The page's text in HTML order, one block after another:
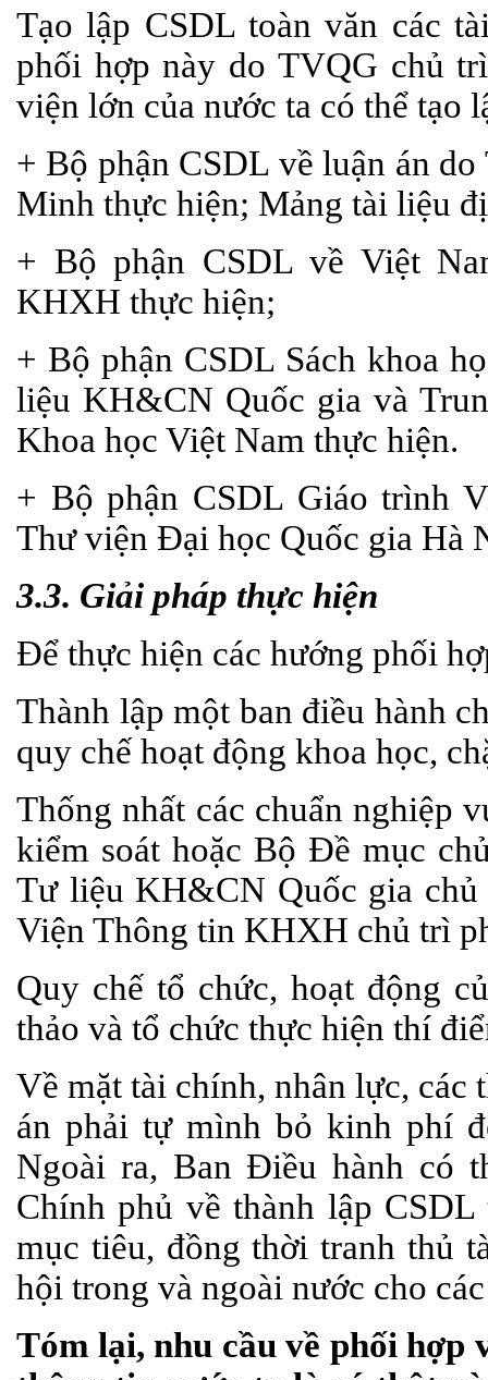
Tạo lập CSDL toàn văn các
phối hợp này do TVQG chủ
viện lớn của nước ta có thể tạo
+ Bộ phận CSDL về luận án
Minh thực hiện; Mảng tài liệu
+ Bộ phận CSDL về Việt
KHXH thực hiện;
+ Bộ phận CSDL Sách khoa
liệu KH&CN Quốc gia và
Khoa học Việt Nam thực hiện.
+ Bộ phận CSDL Giáo trình
Thư viện Đại học Quốc gia Hà
3.3. Giải pháp thực hiện
Để thực hiện các hướng phối
Thành lập một ban điều hành
quy chế hoạt động khoa học,
Thống nhất các chuẩn nghiệp
kiểm soát hoặc Bộ Đề mục
Tư liệu KH&CN Quốc gia
Viện Thông tin KHXH chủ trì
Quy chế tổ chức, hoạt động
thảo và tổ chức thực hiện thí
Về mặt tài chính, nhân lực, các
án phải tự mình bỏ kinh phí
Ngoài ra, Ban Điều hành có
Chính phủ về thành lập
mục tiêu, đồng thời tranh thủ
hội trong và ngoài nước cho
Tóm lại, nhu cầu về phối hợp